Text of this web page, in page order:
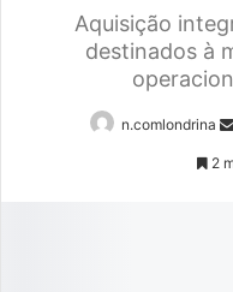
Aquisição
destinados à
n.comlondrina
2